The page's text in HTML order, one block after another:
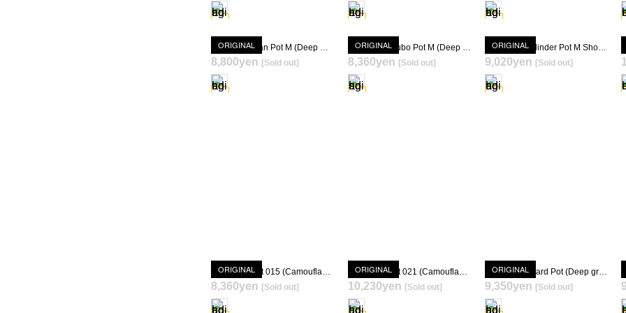
SOLD OUT
ORIGINAL Hagakure Wan Pot M (Deep Green)
8,800yen [Sold out] SOLD OUT
ORIGINAL Hagakure Tsubo Pot M (Deep Green)
8,360yen [Sold out] SOLD OUT
ORIGINAL Hagakure Cylinder Pot M Short (Deep Green)
9,020yen [Sold out]
SOLD OUT
ORIGINAL Hagakure Pot 015 (Camouflage Green)
8,360yen [Sold out] SOLD OUT
ORIGINAL Hagakure Pot 021 (Camouflage Green)
10,230yen [Sold out] SOLD OUT
ORIGINAL Hagakure Lizard Pot (Deep green) 022
9,350yen [Sold out]